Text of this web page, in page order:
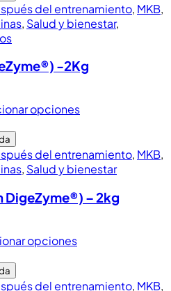
del entrenamiento, MKB,
, Salud y bienestar,
-2Kg
opciones
del entrenamiento, MKB,
, Salud y bienestar
DigeZyme®) – 2kg
opciones
del entrenamiento, MKB,